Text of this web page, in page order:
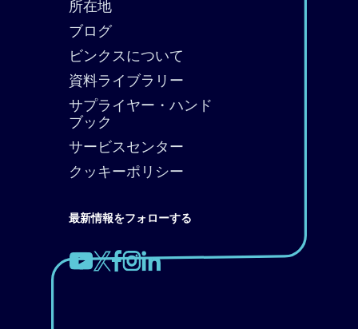
所在地
ブログ
ビンクスについて
資料ライブラリー
サプライヤー・ハンド
ブック
サービスセンター
クッキーポリシー
最新情報をフォローする